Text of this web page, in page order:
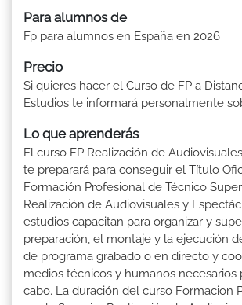
Para alumnos de
Fp para alumnos en España en 2026
Precio
Si quieres hacer el Curso de FP a
Estudios te informará personalmente
Lo que aprenderás
El curso FP Realización de
te preparará para conseguir el Título
Formación Profesional de Técnico
Realización de Audiovisuales y
estudios capacitan para organizar y
preparación, el montaje y la ejecución
de programa grabado o en directo y
medios técnicos y humanos necesarios
cabo. La duración del curso Formacion